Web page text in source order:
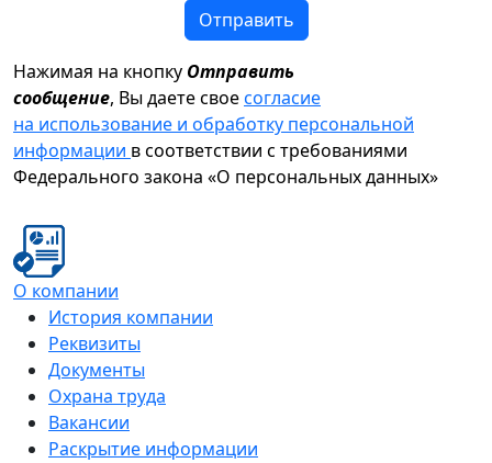
Отправить
Нажимая на кнопку Отправить
сообщение, Вы даете своесогласие
на использование и обработку персональной
информации в соответствии с требованиями
Федерального закона «О персональных данных»
О компании
История компании
Реквизиты
Документы
Охрана труда
Вакансии
Раскрытие информации